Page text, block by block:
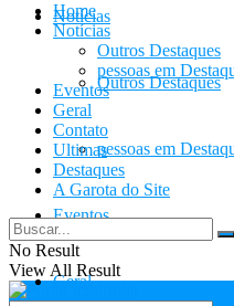
Notícias
Outros Destaques
pessoas em
Eventos
Geral
Home
Notícias
Outros Destaques
pessoas em
Eventos
Geral
Contato
Ultimas
Destaques
A Garota do Site
No Result
View All Result